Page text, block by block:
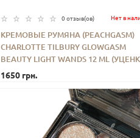
0 отзыв(ов) Нет в
КРЕМОВЫЕ РУМЯНА (PEACHGASM)
CHARLOTTE TILBURY GLOWGASM
BEAUTY LIGHT WANDS 12 ML
1650 грн.
- + КУПИТЬ